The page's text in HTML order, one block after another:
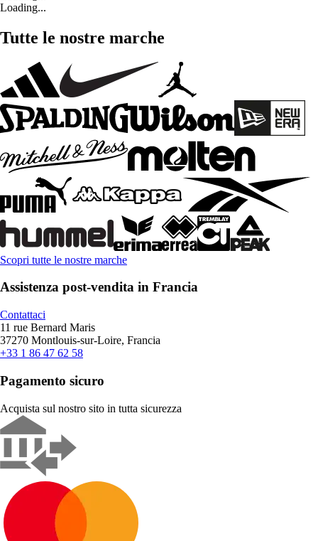
Loading...
Tutte le nostre marche
Scopri tutte le nostre marche
Assistenza post-vendita in Francia
Contattaci
11 rue Bernard Maris
37270 Montlouis-sur-Loire, Francia
+33 1 86 47 62 58
Pagamento sicuro
Acquista sul nostro sito in tutta sicurezza